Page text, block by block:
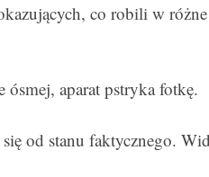
co robili w
aparat pstryka fotkę.
od stanu faktycznego.